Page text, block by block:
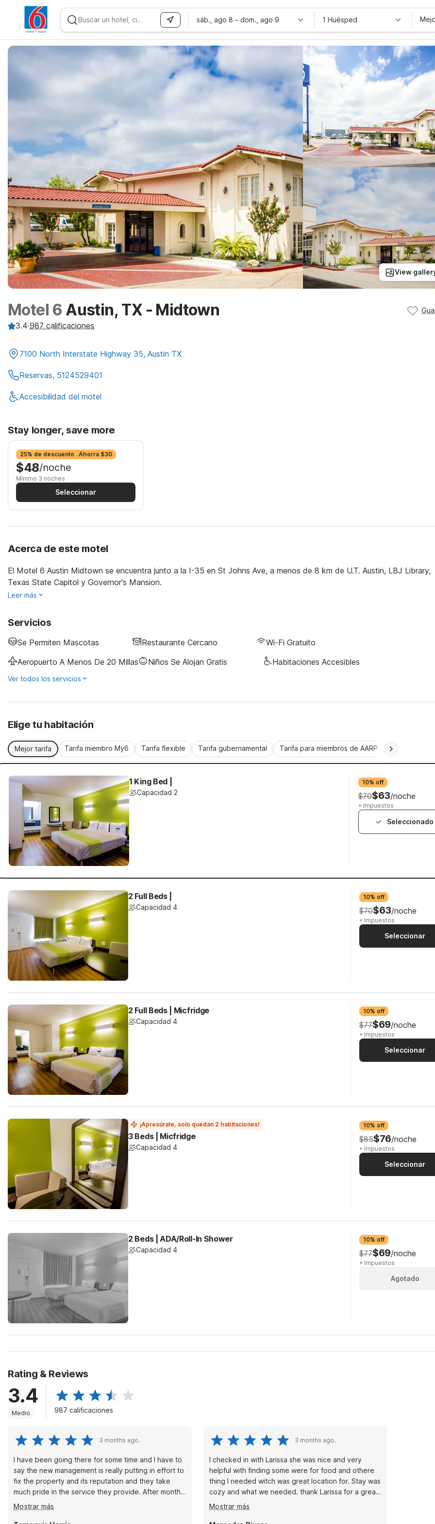
sáb., ago 8 – dom., ago 9 1 Huésped
View
Motel 6 Austin, TX - Midtown
3.4·987 calificaciones
7100 North Interstate Highway 35, Austin TX
Reservas, 5124529401
Accesibilidad del motel
Stay longer, save more
25% de descuento . Ahorra $30
$48/noche
Mínimo 3 noches
Seleccionar
Acerca de este motel
El Motel 6 Austin Midtown se encuentra junto a la I-35 en St Johns Ave, a menos de 8 km de U.T. Austin, LBJ Library,
Texas State Capitol y Governor's Mansion.
Leer más
Servicios
Se Permiten Mascotas Restaurante Cercano
Wi-Fi Gratuito
Aeropuerto A Menos De 20 Millas
Niños Se Alojan Gratis Habitaciones Accesibles
Ver todos los servicios
Elige tu habitación
Mejor tarifa Tarifa miembro My6 Tarifa flexible Tarifa gubernamental Tarifa para miembros de AARP
1 King Bed |
Capacidad 2
10% off
$70$63/noche
+ Impuestos
Seleccionado
2 Full Beds |
Capacidad 4
10% off
$70$63/noche
+ Impuestos
Seleccionar
2 Full Beds | Micfridge
Capacidad 4
10% off
$77$69/noche
+ Impuestos
Seleccionar
¡Apresúrate, solo quedan 2 habitaciones!
3 Beds | Micfridge
Capacidad 4
10% off
$85$76/noche
+ Impuestos
Seleccionar
2 Beds | ADA/Roll-In Shower
Capacidad 4
10% off
$77$69/noche
+ Impuestos
Agotado
Rating & Reviews
3.4
Medio 987 calificaciones
3 months ago.
I have been going there for some time and I have to
say the new management is really putting in effort to
fix the property and its reputation and they take
much pride in the service they provide. After months
of not getting Hot water in the rooms with previous
management they finally have hot water and they
Mostrar más
3 months ago.
I checked in with Larissa she was nice and very
helpful with finding some were for food and othere
thing I needed witch was great location for. Stay was
cozy and what we needed. thank Larissa for a great
stay.
Mostrar más